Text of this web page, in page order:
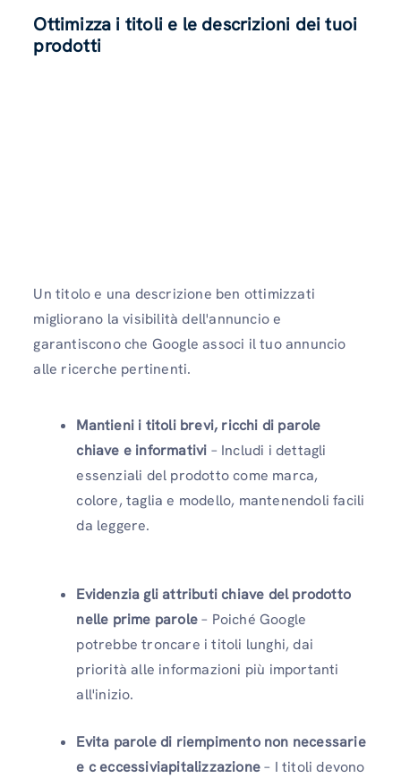
Ottimizza i titoli e le descrizioni dei tuoi
prodotti
Un titolo e una descrizione ben ottimizzati
migliorano la visibilità dell'annuncio e
garantiscono che Google associ il tuo annuncio
alle ricerche pertinenti.
Mantieni i titoli brevi, ricchi di parole
chiave e informativi – Includi i dettagli
essenziali del prodotto come marca,
colore, taglia e modello, mantenendoli facili
da leggere.
Evidenzia gli attributi chiave del prodotto
nelle prime parole– Poiché Google
potrebbe troncare i titoli lunghi, dai
priorità alle informazioni più importanti
all'inizio.
Evita parole di riempimento non necessarie
e c eccessiviapitalizzazione– I titoli devono